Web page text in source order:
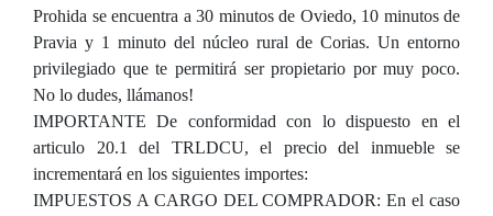
Prohida se encuentra a 30 minutos de Oviedo, 10 minutos de
Pravia y 1 minuto del núcleo rural de Corias. Un entorno
privilegiado que te permitirá ser propietario por muy poco.
No lo dudes, llámanos!
IMPORTANTE De conformidad con lo dispuesto en el
articulo 20.1 del TRLDCU, el precio del inmueble se
incrementará en los siguientes importes:
IMPUESTOS A CARGO DEL COMPRADOR: En el caso